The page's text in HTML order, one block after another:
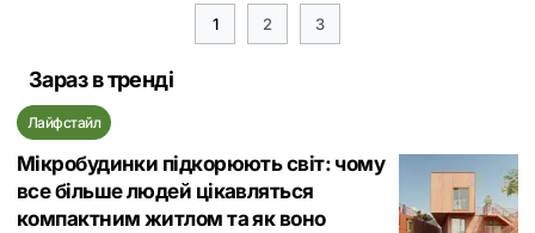
1 2 3
Зараз в тренді
Лайфстайл
Мікробудинки підкорюють світ: чому
все більше людей цікавляться
компактним житлом та як воно